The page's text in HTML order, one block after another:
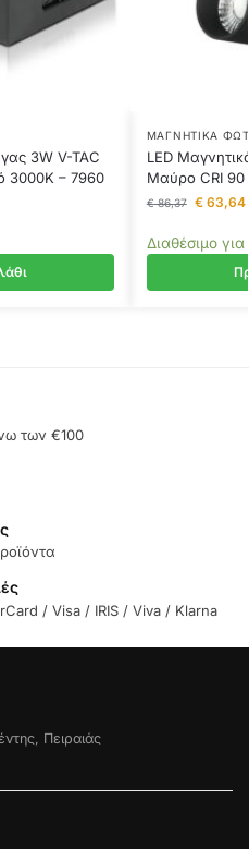
3W V-TAC
3000K – 7960
ΜΑΓΝΗΤΙΚΆ
LED
Μαύρο CRI 90
€86,37 €63,64
Διαθέσιμο
των €100
/ Visa / IRIS / Viva / Klarna
Πειραιάς